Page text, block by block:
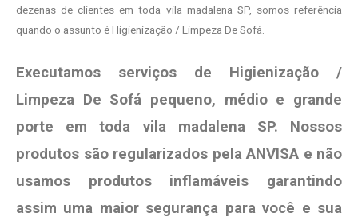
dezenas de clientes em toda vila madalena SP, somos referência
quando o assunto é Higienização / Limpeza De Sofá.
Executamos serviços de Higienização /
Limpeza De Sofá pequeno, médio e grande
porte em toda vila madalena SP. Nossos
produtos são regularizados pela ANVISA e não
usamos produtos inflamáveis garantindo
assim uma maior segurança para você e sua